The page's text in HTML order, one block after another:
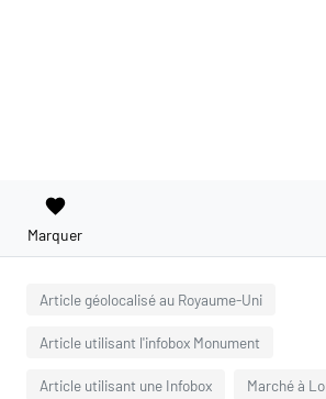
favorite
Marquer
Article géolocalisé au Royaume-Uni
Article utilisant l'infobox Monument
Article utilisant une Infobox Marché à